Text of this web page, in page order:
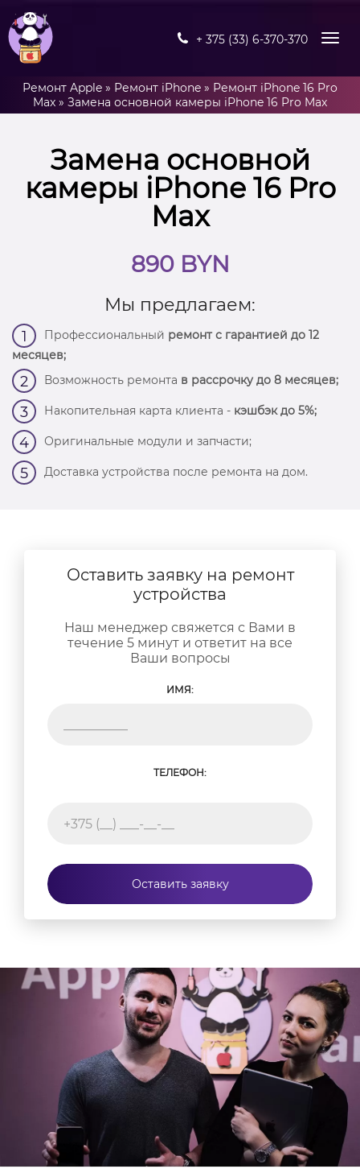
+ 375 (33) 6-370-370
Ремонт Apple » Ремонт iPhone » Ремонт iPhone 16 Pro
Max » Замена основной камеры iPhone 16 Pro Max
Замена основной
камеры iPhone 16 Pro
Max
890 BYN
Мы предлагаем:
1 Профессиональный ремонт с гарантией до 12
месяцев;
2 Возможность ремонта в рассрочку до 8 месяцев;
3 Накопительная карта клиента - кэшбэк до 5%;
4 Оригинальные модули и запчасти;
5 Доставка устройства после ремонта на дом.
Оставить заявку на ремонт
устройства
Наш менеджер свяжется с Вами в
течение 5 минут и ответит на все
Ваши вопросы
ИМЯ:
ТЕЛЕФОН:
Оставить заявку